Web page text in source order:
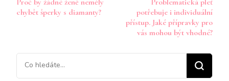
příspěvku
chybět šperky s diamanty?
potřebuje i individuální
přístup. Jaké přípravky pro
vás mohou být vhodné?
Hledáte
něco